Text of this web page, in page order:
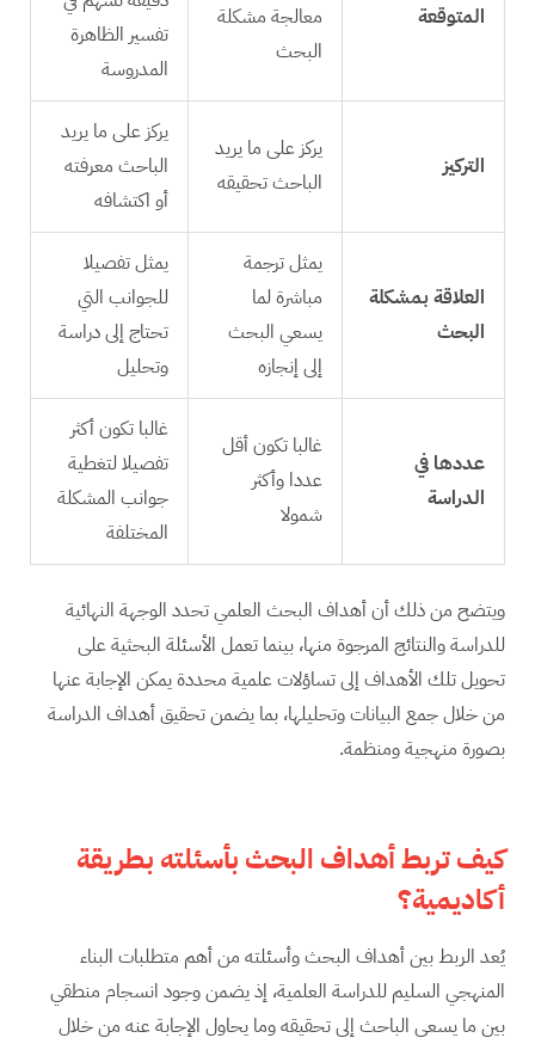
المتوقعة
معالجة مشكلة
البحث
تفسير الظاهرة
المدروسة
التركيز
يركز على ما يريد
الباحث تحقيقه
يركز على ما يريد
الباحث معرفته
أو اكتشافه
العلاقة بمشكلة
البحث
يمثل ترجمة
مباشرة لما
يسعي البحث
إلى إنجازه
يمثل تفصيلا
للجوانب التي
تحتاج إلى دراسة
وتحليل
عددها في
الدراسة
غالبا تكون أقل
عددا وأكثر
شمولا
غالبا تكون أكثر
تفصيلا لتغطية
جوانب المشكلة
المختلفة
ويتضح من ذلك أن أهداف البحث العلمي تحدد الوجهة النهائية
للدراسة والنتائج المرجوة منها، بينما تعمل الأسئلة البحثية على
تحويل تلك الأهداف إلى تساؤلات علمية محددة يمكن الإجابة عنها
من خلال جمع البيانات وتحليلها، بما يضمن تحقيق أهداف الدراسة
بصورة منهجية ومنظمة.
كيف تربط أهداف البحث بأسئلته بطريقة
أكاديمية؟
يُعد الربط بين أهداف البحث وأسئلته من أهم متطلبات البناء
المنهجي السليم للدراسة العلمية، إذ يضمن وجود انسجام منطقي
بين ما يسعى الباحث إلى تحقيقه وما يحاول الإجابة عنه من خلال